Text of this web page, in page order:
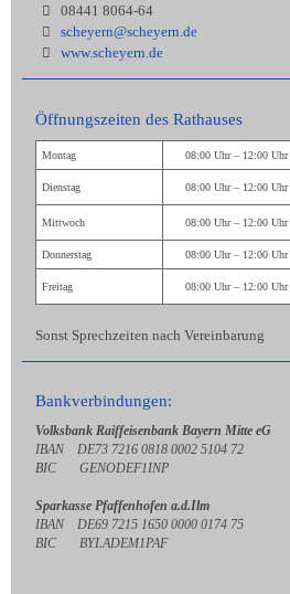
08441 8064-64
scheyern@scheyern.de
www.scheyern.de
Öffnungszeiten des Rathauses
Montag 08:00 Uhr – 12:00 Uhr
Dienstag 08:00 Uhr – 12:00 Uhr
Mittwoch 08:00 Uhr – 12:00 Uhr
Donnerstag 08:00 Uhr – 12:00 Uhr
Freitag 08:00 Uhr – 12:00 Uhr
Sonst Sprechzeiten nach Vereinbarung
Bankverbindungen:
Volksbank Raiffeisenbank Bayern Mitte eG
IBAN DE73 7216 0818 0002 5104 72
BIC GENODEF1INP
Sparkasse Pfaffenhofen a.d.Ilm
IBAN DE69 7215 1650 0000 0174 75
BIC BYLADEM1PAF